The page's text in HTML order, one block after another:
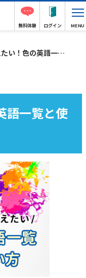
無料体験 ログイン MENU
色の英語一覧と使い方
語一覧と使